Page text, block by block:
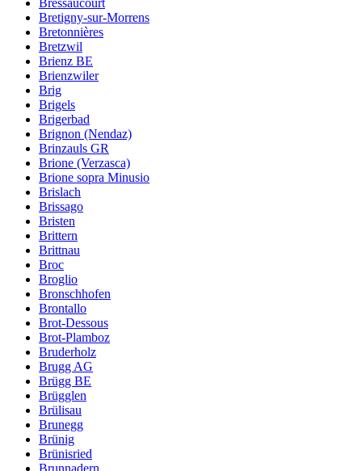
Bretigny-sur-Morrens
Bretonnières
Bretzwil
Brienz BE
Brienzwiler
Brig
Brigels
Brigerbad
Brignon (Nendaz)
Brinzauls GR
Brione (Verzasca)
Brione sopra Minusio
Brislach
Brissago
Bristen
Brittern
Brittnau
Broc
Broglio
Bronschhofen
Brontallo
Brot-Dessous
Brot-Plamboz
Bruderholz
Brugg AG
Brügg BE
Brügglen
Brülisau
Brunegg
Brünig
Brünisried
Brunnadern